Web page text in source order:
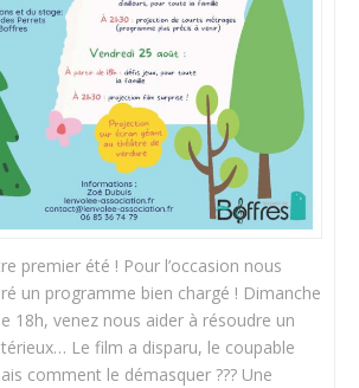
premier été ! Pour l’occasion nous
un programme bien chargé ! Dimanche
18h, venez nous aider à résoudre un
Le film a disparu, le coupable
comment le démasquer ??? Une